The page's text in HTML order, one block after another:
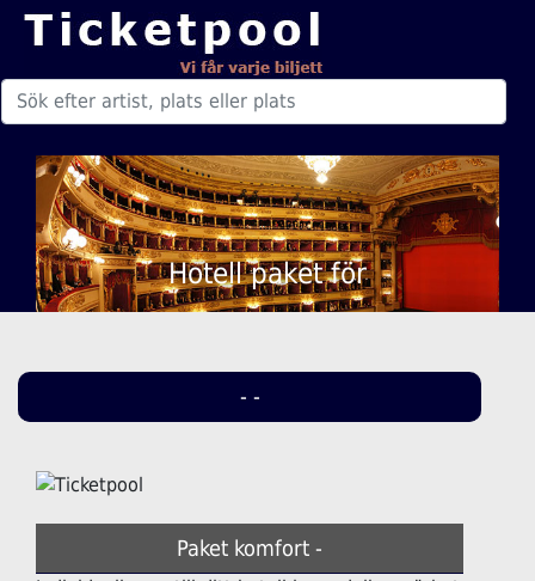
Hotell paket för
- -
Paket komfort -